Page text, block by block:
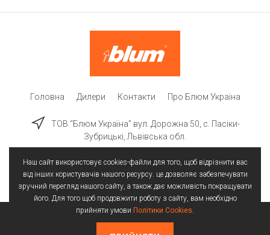
Головна Дилери Контакти Про Блюм Україна
ТОВ “Блюм Україна” вул. Дорожна 50, c. Пасіки-
Зубрицькі, Львівська обл.
Всі права захищені | © 2025
Наш сайт використовує cookies-файли для того, щоб відрізнити вас
від інших користувачів нашого ресурсу. це дозволяє забезпечувати
зручний перегляд нашого сайту, а також дає можливість покращувати
його. Для того щоб продовжити роботу з сайту, вам необхідно
прийняти умови Політики Cookies.